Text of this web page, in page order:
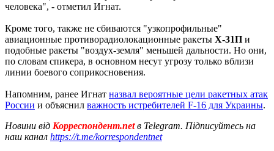
человека", - отметил Игнат.
Кроме того, также не сбиваются "узкопрофильные"
авиационные противорадиолокационные ракеты Х-31П и
подобные ракеты "воздух-земля" меньшей дальности. Но они,
по словам спикера, в основном несут угрозу только вблизи
линии боевого соприкосновения.
Напомним, ранее Игнат назвал вероятные цели ракетных атак
России и объяснил важность истребителей F-16 для Украины.
Новини від Корреспондент.netв Telegram. Підписуйтесь на
наш канал https://t.me/korrespondentnet